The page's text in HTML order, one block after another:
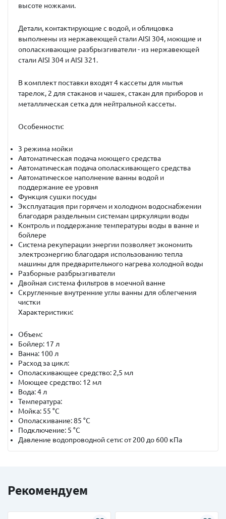
высоте ножками.
Детали, контактирующие с водой, и облицовка
выполнены из нержавеющей стали AISI 304, моющие и
ополаскивающие разбрызгиватели - из нержавеющей
стали AISI 304 и AISI 321.
В комплект поставки входят 4 кассеты для мытья
тарелок, 2 для стаканов и чашек, стакан для приборов и
металлическая сетка для нейтральной кассеты.
Особенности:
3 режима мойки
Автоматическая подача моющего средства
Автоматическая подача ополаскивающего средства
Автоматическое наполнение ванны водой и
поддержание ее уровня
Функция сушки посуды
Эксплуатация при горячем и холодном водоснабжении
благодаря раздельным системам циркуляции воды
Контроль и поддержание температуры воды в ванне и
бойлере
Система рекуперации энергии позволяет экономить
электроэнергию благодаря использованию тепла
машины для предварительного нагрева холодной воды
Разборные разбрызгиватели
Двойная система фильтров в моечной ванне
Скругленные внутренние углы ванны для облегчения
чистки
Характеристики:
Объем:
Бойлер: 17 л
Ванна: 100 л
Расход за цикл:
Ополаскивающее средство: 2,5 мл
Моющее средство: 12 мл
Вода: 4 л
Температура:​
Мойка: 55 °С
Ополаскивание: 85 °С
Подключение: 5 °C
Давление водопроводной сети: от 200 до 600 кПа
Рекомендуем